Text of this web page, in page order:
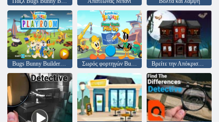
Bugs Bunny Builders Playroom Σωρός φορτηγών Bugs Bunny Builders Βρείτε την Απόκριση Απόκριες